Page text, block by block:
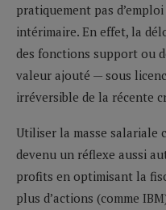
pratiquement pas
intérimaire. En effet, la
des fonctions support ou
valeur ajouté — sous
irréversible de la récente
Utiliser la masse salariale
devenu un réflexe aussi
profits en optimisant la
plus d’actions (comme